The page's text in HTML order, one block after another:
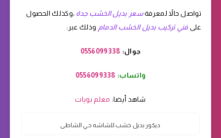
تواصل حالاً لمعرفةسعر بديل الخشب جدة ،وكذلك الحصول
على فني تركيب بديل الخشب الدمام وذلك عبر:
جوال: 0556099338
واتساب: 0556099338
شاهد أيضا: معلم بويات
ديكور بديل خشب للشاشه حي الشاطى